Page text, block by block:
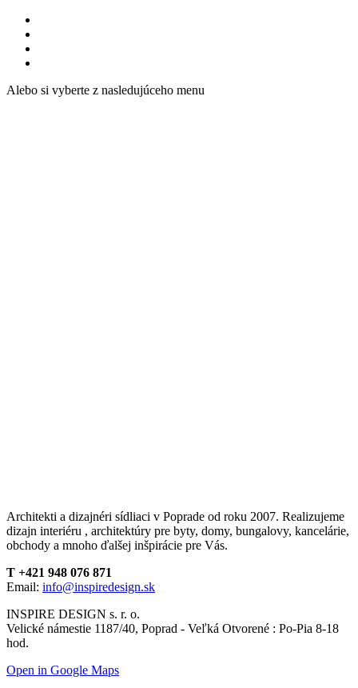
Alebo si vyberte z nasledujúceho menu
Architekti a dizajnéri sídliaci v Poprade od roku 2007. Realizujeme
dizajn interiéru , architektúry pre byty, domy, bungalovy, kancelárie,
obchody a mnoho ďalšej inšpirácie pre Vás.
T +421 948 076 871
Email: info@inspiredesign.sk
INSPIRE DESIGN s. r. o.
Velické námestie 1187/40, Poprad - Veľká Otvorené : Po-Pia 8-18
hod.
Open in Google Maps